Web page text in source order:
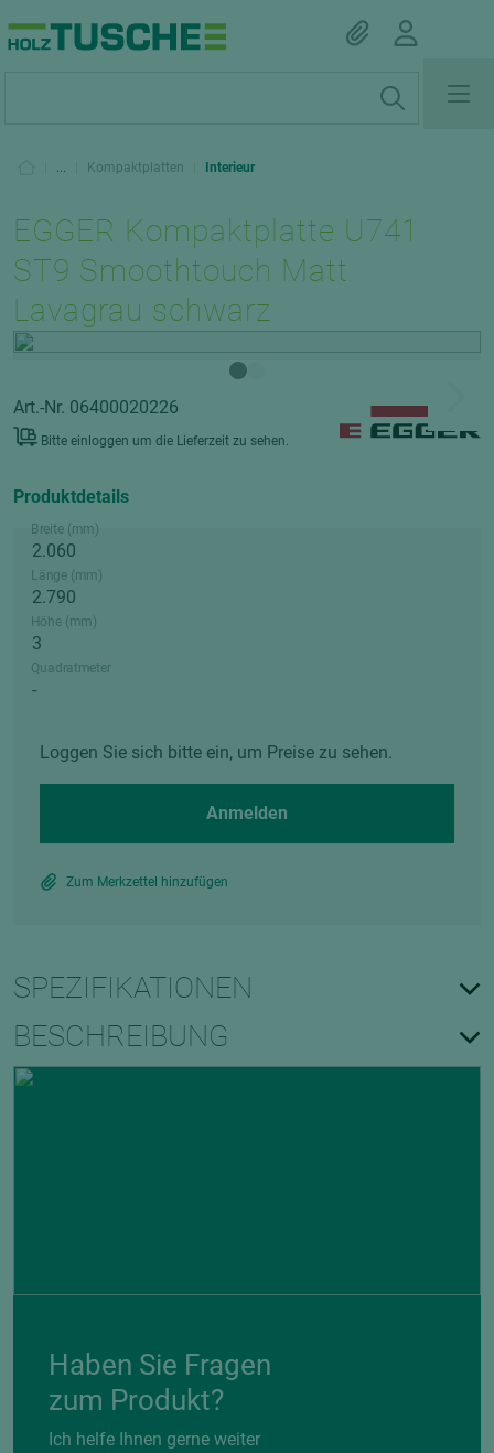
... Kompaktplatten Interieur
EGGER Kompaktplatte U741
ST9 Smoothtouch Matt
Lavagrau schwarz
Art.-Nr. 06400020226
Bitte einloggen um die Lieferzeit zu sehen.
Produktdetails
Breite (mm)
Länge (mm)
Höhe (mm)
Quadratmeter
Loggen Sie sich bitte ein, um Preise zu sehen.
Anmelden
Zum Merkzettel hinzufügen
SPEZIFIKATIONEN
BESCHREIBUNG
Haben Sie Fragen
zum Produkt?
Ich helfe Ihnen gerne weiter